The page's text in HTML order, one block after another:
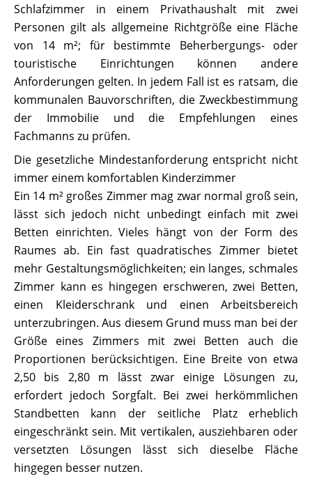
Schlafzimmer in einem Privathaushalt mit zwei
Personen gilt als allgemeine Richtgröße eine Fläche
von 14 m²; für bestimmte Beherbergungs- oder
touristische Einrichtungen können andere
Anforderungen gelten. In jedem Fall ist es ratsam, die
kommunalen Bauvorschriften, die Zweckbestimmung
der Immobilie und die Empfehlungen eines
Fachmanns zu prüfen.
Die gesetzliche Mindestanforderung entspricht nicht
immer einem komfortablen Kinderzimmer
Ein 14 m² großes Zimmer mag zwar normal groß sein,
lässt sich jedoch nicht unbedingt einfach mit zwei
Betten einrichten. Vieles hängt von der Form des
Raumes ab. Ein fast quadratisches Zimmer bietet
mehr Gestaltungsmöglichkeiten; ein langes, schmales
Zimmer kann es hingegen erschweren, zwei Betten,
einen Kleiderschrank und einen Arbeitsbereich
unterzubringen. Aus diesem Grund muss man bei der
Größe eines Zimmers mit zwei Betten auch die
Proportionen berücksichtigen. Eine Breite von etwa
2,50 bis 2,80 m lässt zwar einige Lösungen zu,
erfordert jedoch Sorgfalt. Bei zwei herkömmlichen
Standbetten kann der seitliche Platz erheblich
eingeschränkt sein. Mit vertikalen, ausziehbaren oder
versetzten Lösungen lässt sich dieselbe Fläche
hingegen besser nutzen.